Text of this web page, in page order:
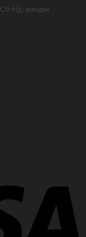
Сб-Нд: вихідні